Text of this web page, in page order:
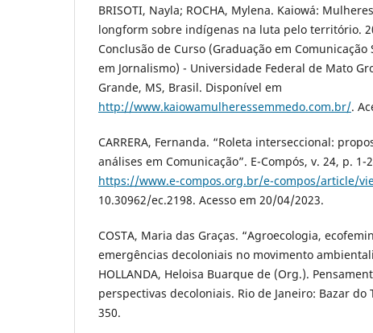
BRISOTI, Nayla; ROCHA, Mylena. Kaiowá:
longform sobre indígenas na luta pelo território.
Conclusão de Curso (Graduação em
em Jornalismo) - Universidade Federal de Mato
Grande, MS, Brasil. Disponível em
http://www.kaiowamulheressemmedo.com.br/.
CARRERA, Fernanda. “Roleta interseccional:
análises em Comunicação”. E-Compós, v. 24, p. 1-
https://www.e-compos.org.br/e-compos/article/
10.30962/ec.2198. Acesso em 20/04/2023.
COSTA, Maria das Graças. “Agroecologia,
emergências decoloniais no movimento
HOLLANDA, Heloisa Buarque de (Org.).
perspectivas decoloniais. Rio de Janeiro: Bazar do
350.